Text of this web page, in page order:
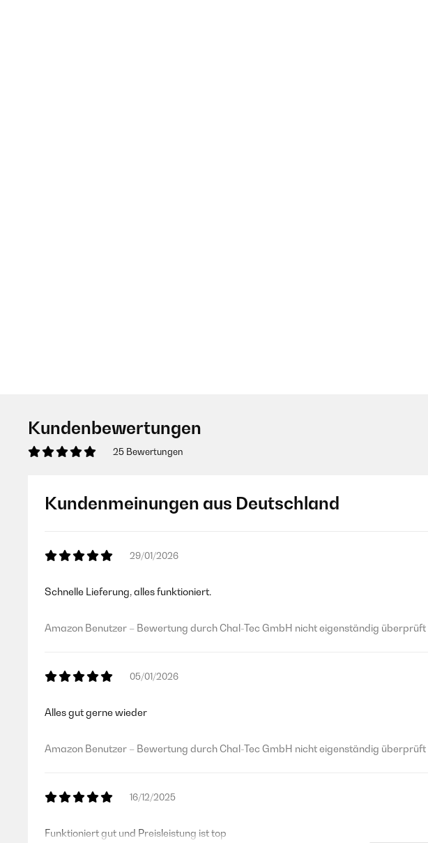
Kundenbewertungen
25 Bewertungen
Kundenmeinungen aus Deutschland
29/01/2026
Schnelle Lieferung, alles funktioniert.
Amazon Benutzer – Bewertung durch Chal-Tec GmbH nicht eigenständig überprüft
05/01/2026
Alles gut gerne wieder
Amazon Benutzer – Bewertung durch Chal-Tec GmbH nicht eigenständig überprüft
16/12/2025
Funktioniert gut und Preisleistung ist top